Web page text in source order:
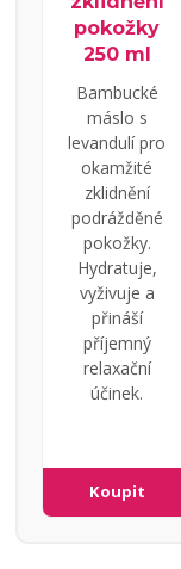
pokožky
250 ml
Bambucké
máslo s
levandulí pro
okamžité
zklidnění
podrážděné
pokožky.
Hydratuje,
vyživuje a
přináší
příjemný
relaxační
účinek.
Koupit